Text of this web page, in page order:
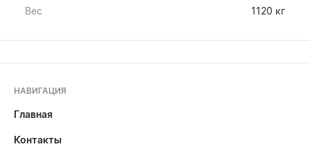
Вес 1120 кг
НАВИГАЦИЯ
Главная
Контакты